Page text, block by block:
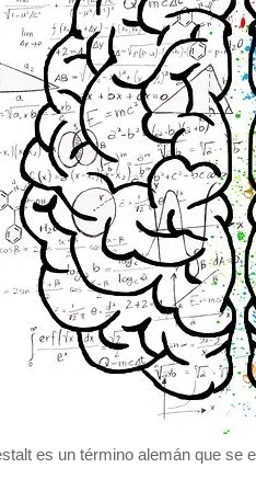
es un término alemán que se